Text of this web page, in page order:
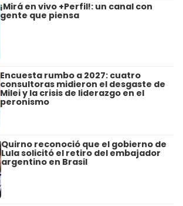
¡Mirá en vivo +Perfil!: un canal con
gente que piensa
Encuesta rumbo a 2027: cuatro
consultoras midieron el desgaste de
Milei y la crisis de liderazgo en el
peronismo
Quirno reconoció que el gobierno de
Lula solicitó el retiro del embajador
argentino en Brasil